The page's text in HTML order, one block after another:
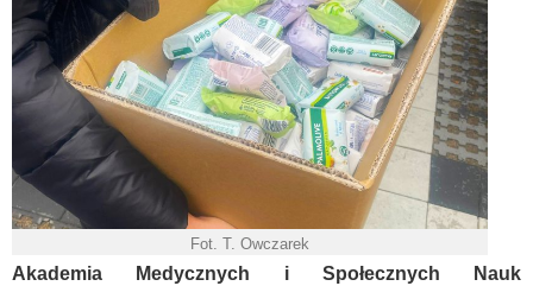
Fot. T. Owczarek
Akademia Medycznych i Społecznych Nauk